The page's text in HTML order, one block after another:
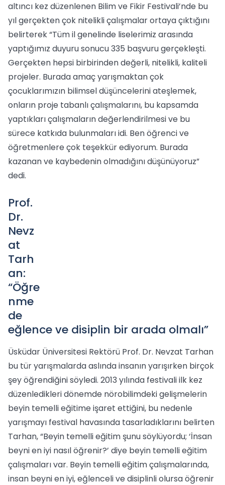
altıncı kez düzenlenen Bilim ve Fikir Festivali’nde bu
yıl gerçekten çok nitelikli çalışmalar ortaya çıktığını
belirterek “Tüm il genelinde liselerimiz arasında
yaptığımız duyuru sonucu 335 başvuru gerçekleşti.
Gerçekten hepsi birbirinden değerli, nitelikli, kaliteli
projeler. Burada amaç yarışmaktan çok
çocuklarımızın bilimsel düşüncelerini ateşlemek,
onların proje tabanlı çalışmalarını, bu kapsamda
yaptıkları çalışmaların değerlendirilmesi ve bu
sürece katkıda bulunmaları idi. Ben öğrenci ve
öğretmenlere çok teşekkür ediyorum. Burada
kazanan ve kaybedenin olmadığını düşünüyoruz”
dedi.
Prof.
Dr.
Nevz
at
Tarh
an:
“Öğre
nme
de
eğlence ve disiplin bir arada olmalı”
Üsküdar Üniversitesi Rektörü Prof. Dr. Nevzat Tarhan
bu tür yarışmalarda aslında insanın yarışırken birçok
şey öğrendiğini söyledi. 2013 yılında festivali ilk kez
düzenledikleri dönemde nörobilimdeki gelişmelerin
beyin temelli eğitime işaret ettiğini, bu nedenle
yarışmayı festival havasında tasarladıklarını belirten
Tarhan, “Beyin temelli eğitim şunu söylüyordu; ‘İnsan
beyni en iyi nasıl öğrenir?’ diye beyin temelli eğitim
çalışmaları var. Beyin temelli eğitim çalışmalarında,
insan beyni en iyi, eğlenceli ve disiplinli olursa öğrenir